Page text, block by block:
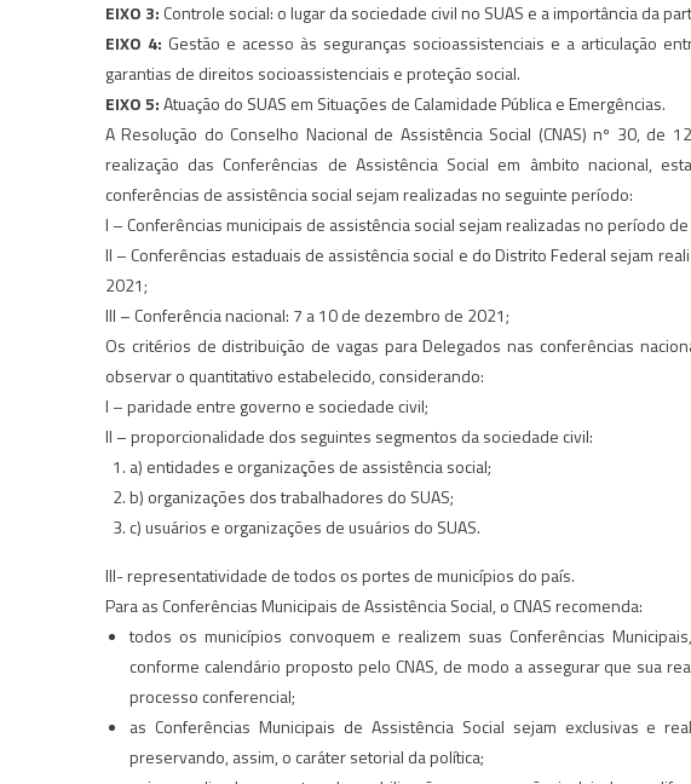
EIXO 3: Controle social: o lugar da sociedade civil no SUAS e a importância da
EIXO 4: Gestão e acesso às seguranças socioassistenciais e a articulação
garantias de direitos socioassistenciais e proteção social.
EIXO 5:Atuação do SUAS em Situações de Calamidade Pública e Emergências.
A Resolução do Conselho Nacional de Assistência Social (CNAS) nº 30,
realização das Conferências de Assistência Social em âmbito nacional,
conferências de assistência social sejam realizadas no seguinte período:
I – Conferências municipais de assistência social sejam realizadas no período
II – Conferências estaduais de assistência social e do Distrito Federal sejam
2021;
III – Conferência nacional: 7 a 10 de dezembro de 2021;
Os critérios de distribuição de vagas para Delegados nas conferências
observar o quantitativo estabelecido, considerando:
I – paridade entre governo e sociedade civil;
II – proporcionalidade dos seguintes segmentos da sociedade civil:
a) entidades e organizações de assistência social;
b) organizações dos trabalhadores do SUAS;
c) usuários e organizações de usuários do SUAS.
III- representatividade de todos os portes de municípios do país.
Para as Conferências Municipais de Assistência Social, o CNAS recomenda:
todos os municípios convoquem e realizem suas Conferências
conforme calendário proposto pelo CNAS, de modo a assegurar que sua
processo conferencial;
as Conferências Municipais de Assistência Social sejam exclusivas e
preservando, assim, o caráter setorial da política;